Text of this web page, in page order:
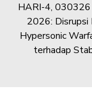
HARI-4, 030326
2026: Disrupsi
Hypersonic
terhadap